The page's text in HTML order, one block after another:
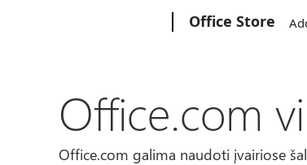
Office Store
Office.com
Office.com galima naudoti įvairiose